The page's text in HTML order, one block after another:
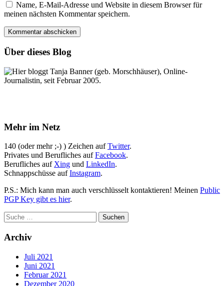
Name, E-Mail-Adresse und Website in diesem Browser für
meinen nächsten Kommentar speichern.
Über dieses Blog
Hier bloggt Tanja Banner (geb. Morschhäuser), Online-
Journalistin, seit Februar 2005.
Mehr im Netz
140 (oder mehr ;-) ) Zeichen aufTwitter.
Privates und Berufliches aufFacebook.
Berufliches auf Xing und LinkedIn.
Schnappschüsse aufInstagram.
P.S.: Mich kann man auch verschlüsselt kontaktieren! Meinen Public
PGP Key gibt es hier.
Archiv
Juli 2021
Juni 2021
Februar 2021
Dezember 2020